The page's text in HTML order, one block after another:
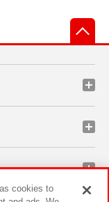
cookies to